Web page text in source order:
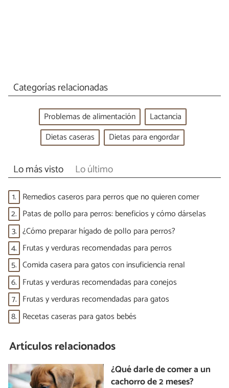
Categorías relacionadas
Problemas de alimentación
Lactancia
Dietas caseras
Dietas para engordar
Lo más visto Lo último
1. Remedios caseros para perros que no quieren comer
2. Patas de pollo para perros: beneficios y cómo dárselas
3. ¿Cómo preparar hígado de pollo para perros?
4. Frutas y verduras recomendadas para perros
5. Comida casera para gatos con insuficiencia renal
6. Frutas y verduras recomendadas para conejos
7. Frutas y verduras recomendadas para gatos
8. Recetas caseras para gatos bebés
Artículos relacionados
¿Qué darle de comer a un
cachorro de 2 meses?